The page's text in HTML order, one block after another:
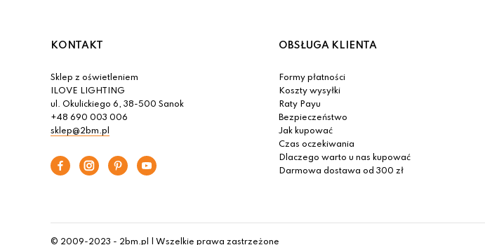
KONTAKT
Sklep z oświetleniem
ILOVE LIGHTING
ul. Okulickiego 6, 38-500 Sanok
+48 690 003 006
sklep@2bm.pl
OBSŁUGA KLIENTA
Formy płatności
Koszty wysyłki
Raty Payu
Bezpieczeństwo
Jak kupować
Czas oczekiwania
Dlaczego warto u nas kupować
Darmowa dostawa od 300 zł
© 2009-2023 - 2bm.pl | Wszelkie prawa zastrzeżone